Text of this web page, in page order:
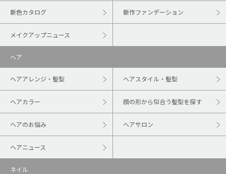
新色カタログ 新作ファンデーション
メイクアップニュース
ヘア
ヘアアレンジ・髪型 ヘアスタイル・髪型
ヘアカラー 顔の形から似合う髪型を探す
ヘアのお悩み ヘアサロン
ヘアニュース
ネイル